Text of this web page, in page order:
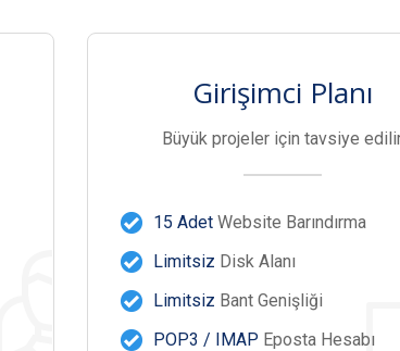
Girişimci Planı
Büyük projeler için tavsiye
15 Adet Website Barındırma
Limitsiz Disk Alanı
Limitsiz Bant Genişliği
POP3 / IMAP Eposta Hesabı